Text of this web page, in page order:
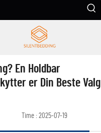
En Holdbar
er Din Beste Valg
Time : 2025-07-19